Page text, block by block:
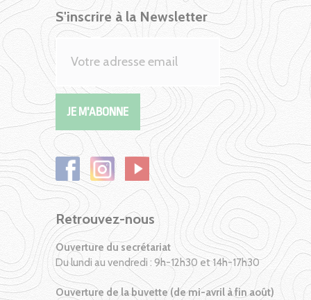
S'inscrire à la Newsletter
Retrouvez-nous
Ouverture du secrétariat
Du lundi au vendredi : 9h-12h30 et 14h-17h30
Ouverture de la buvette (de mi-avril à fin août)